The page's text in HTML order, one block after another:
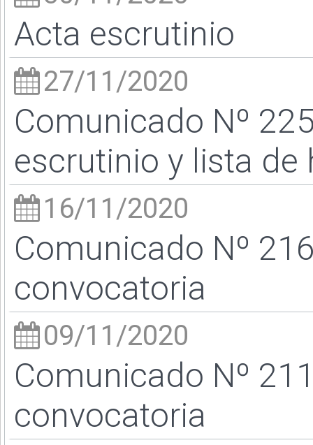
Acta escrutinio
27/11/2020
Comunicado Nº
escrutinio y lista de
16/11/2020
Comunicado Nº
convocatoria
09/11/2020
Comunicado Nº
convocatoria